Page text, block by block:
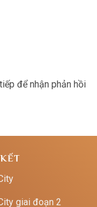
để nhận phản hồi
giai đoạn 2